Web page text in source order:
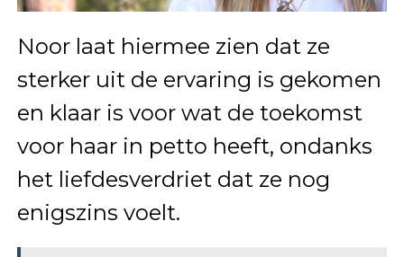
Noor laat hiermee zien dat ze
sterker uit de ervaring is gekomen
en klaar is voor wat de toekomst
voor haar in petto heeft, ondanks
het liefdesverdriet dat ze nog
enigszins voelt.